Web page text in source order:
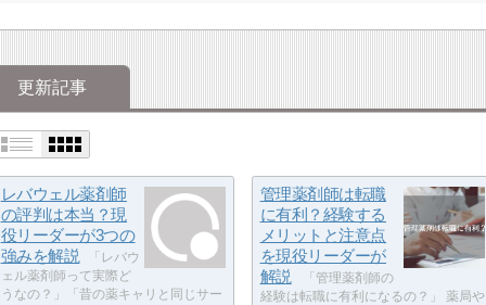
更新記事
レバウェル薬剤師
の評判は本当？現
役リーダーが3つの
強みを解説
「レバウ
ェル薬剤師って実際ど
うなの？」「昔の薬キャリと同じサー
管理薬剤師は転職
に有利？経験する
メリットと注意点
を現役リーダーが
解説
「管理薬剤師の
経験は転職に有利になるの？」 薬局や